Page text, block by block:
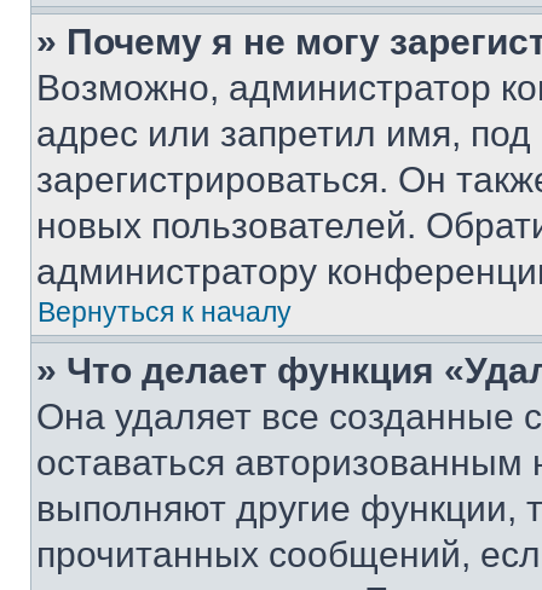
» Почему я не могу
Возможно, администратор
адрес или запретил имя,
зарегистрироваться. Он
новых пользователей.
администратору
Вернуться к началу
» Что делает функция
Она удаляет все созданные
оставаться
выполняют другие функции,
прочитанных сообщений,